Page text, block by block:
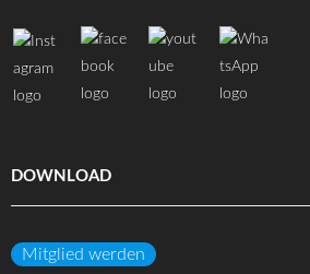
DOWNLOAD
Mitglied werden